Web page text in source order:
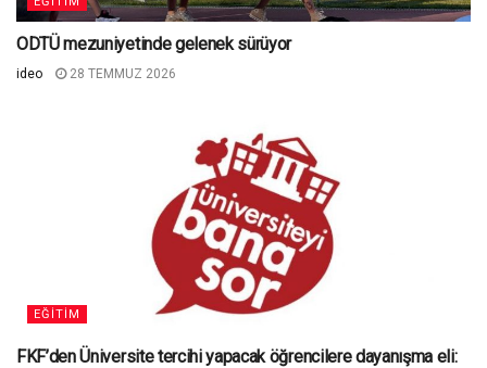
ODTÜ mezuniyetinde gelenek sürüyor
ideo 28 TEMMUZ 2026
EĞITIM
FKF’den Üniversite tercihi yapacak öğrencilere dayanışma eli: